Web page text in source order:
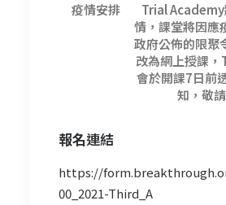
疫情安排
Trial
情，課堂將因應
政府公佈的限聚
改為網上授課
會於開課7日前
知，敬
報名連結
https://
00_2021-Third_A